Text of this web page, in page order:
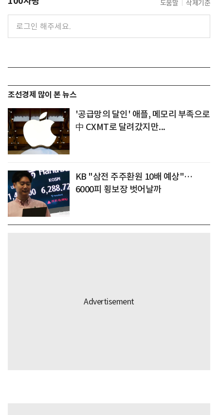
도움말 삭제기준
조선경제 많이 본 뉴스
'공급망의 달인' 애플, 메모리 부족으로
中 CXMT로 달려갔지만...
KB "삼전 주주환원 10배 예상"…
6000피 횡보장 벗어날까